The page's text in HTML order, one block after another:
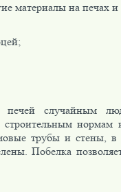
материалы на печах и
печей случайным
строительным нормам
трубы и стены, в
Побелка